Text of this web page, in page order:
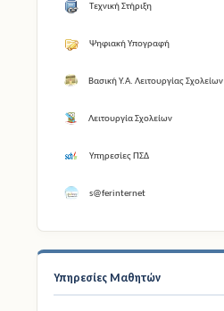
Τεχνική Στήριξη
Ψηφιακή Υπογραφή
Βασική Υ.Α. Λειτουργίας Σχολείων
Λειτουργία Σχολείων
Υπηρεσίες ΠΣΔ
s@ferinternet
Υπηρεσίες Μαθητών